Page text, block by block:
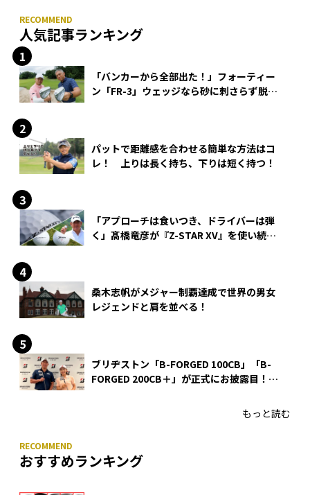
人気記事ランキング
「バンカーから全部出た！」フォーティー
ン「FR-3」ウェッジなら砂に刺さらず脱出
パットで距離感を合わせる簡単な方法はコ
レ！ 上りは長く持ち、下りは短く持つ！
「アプローチは食いつき、ドライバーは弾
く」髙橋竜彦が『Z-STAR XV』を使い続け
桑木志帆がメジャー制覇達成で世界の男女
レジェンドと肩を並べる！
ブリヂストン「B-FORGED 100CB」「B-
FORGED 200CB＋」が正式にお披露目！
もっと読む
おすすめランキング